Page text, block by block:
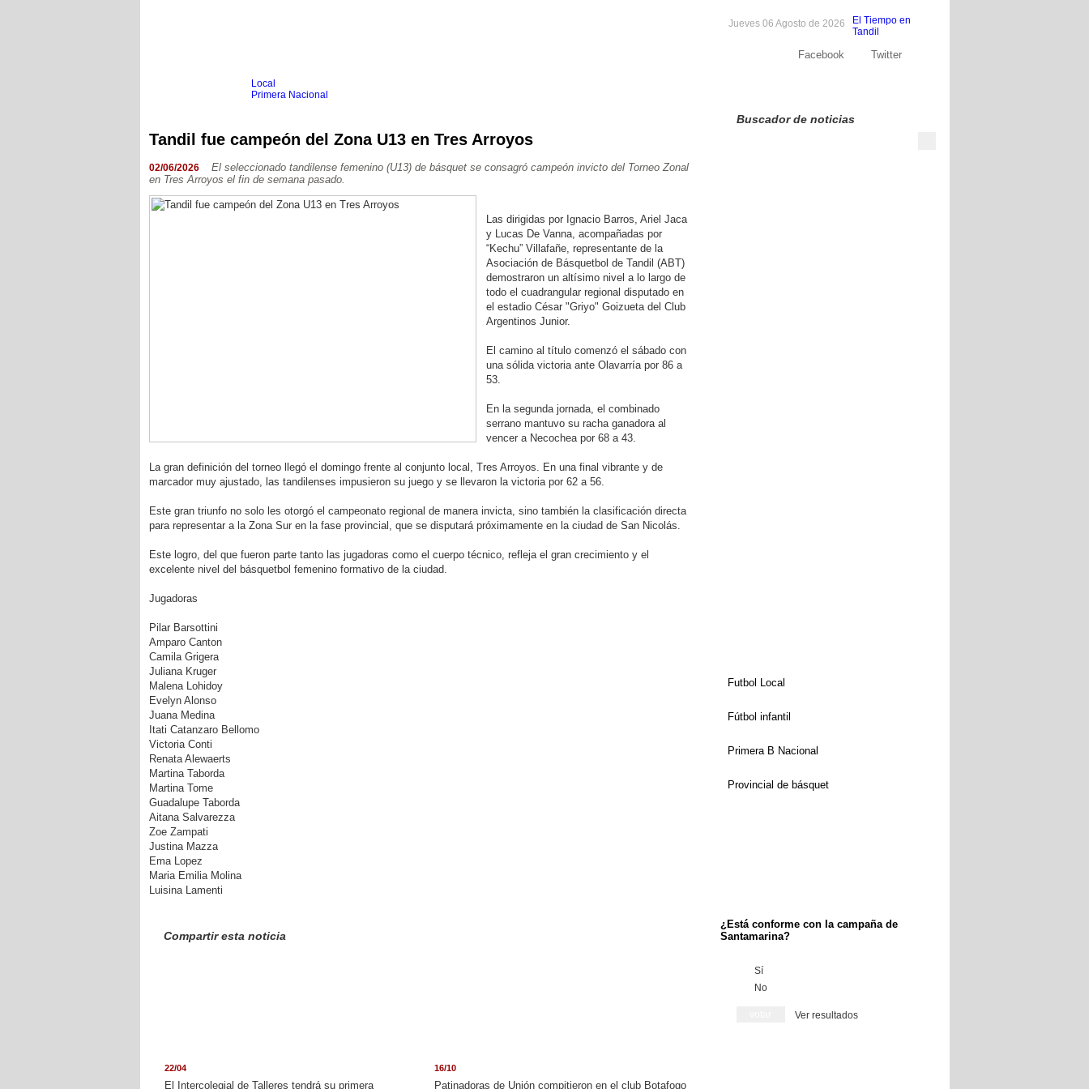
El Tiempo en
Tandil
Jueves 06 Agosto de 2026
Facebook Twitter
Local
Primera Nacional
Agrario
Atletismo
Aventura
Boxeo
Ciclismo
Gim. Artística
Tandil fue campeón del Zona U13 en Tres Arroyos
02/06/2026
El seleccionado tandilense femenino (U13) de básquet se consagró campeón invicto del Torneo Zonal
en Tres Arroyos el fin de semana pasado.
Las dirigidas por Ignacio Barros, Ariel Jaca
y Lucas De Vanna, acompañadas por
“Kechu” Villafañe, representante de la
Asociación de Básquetbol de Tandil (ABT)
demostraron un altísimo nivel a lo largo de
todo el cuadrangular regional disputado en
el estadio César "Griyo" Goizueta del Club
Argentinos Junior.
El camino al título comenzó el sábado con
una sólida victoria ante Olavarría por 86 a
53.
En la segunda jornada, el combinado
serrano mantuvo su racha ganadora al
vencer a Necochea por 68 a 43.
La gran definición del torneo llegó el domingo frente al conjunto local, Tres Arroyos. En una final vibrante y de
marcador muy ajustado, las tandilenses impusieron su juego y se llevaron la victoria por 62 a 56.
Este gran triunfo no solo les otorgó el campeonato regional de manera invicta, sino también la clasificación directa
para representar a la Zona Sur en la fase provincial, que se disputará próximamente en la ciudad de San Nicolás.
Este logro, del que fueron parte tanto las jugadoras como el cuerpo técnico, refleja el gran crecimiento y el
excelente nivel del básquetbol femenino formativo de la ciudad.
Jugadoras
Pilar Barsottini
Amparo Canton
Camila Grigera
Juliana Kruger
Malena Lohidoy
Evelyn Alonso
Juana Medina
Itati Catanzaro Bellomo
Victoria Conti
Renata Alewaerts
Martina Taborda
Martina Tome
Guadalupe Taborda
Aitana Salvarezza
Zoe Zampati
Justina Mazza
Ema Lopez
Maria Emilia Molina
Luisina Lamenti
Compartir esta noticia
22/04
El Intercolegial de Talleres tendrá su primera
16/10
Patinadoras de Unión compitieron en el club Botafogo
Buscador de noticias
Futbol Local
Fútbol infantil
Primera B Nacional
Provincial de básquet
¿Está conforme con la campaña de
Santamarina?
Sí
No
Ver resultados